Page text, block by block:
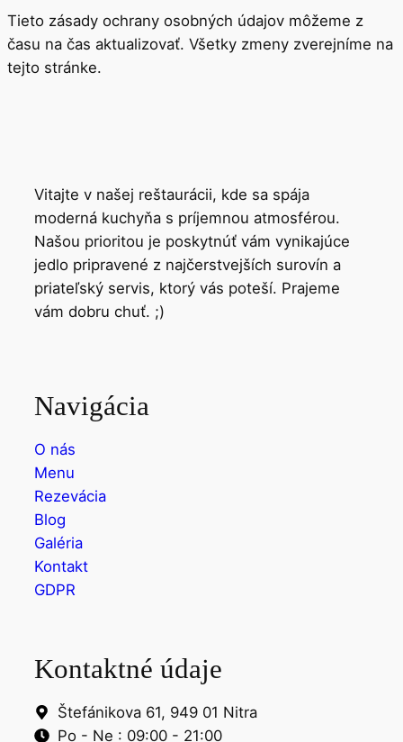
Tieto zásady ochrany osobných údajov môžeme z
času na čas aktualizovať. Všetky zmeny zverejníme na
tejto stránke.
Vitajte v našej reštaurácii, kde sa spája
moderná kuchyňa s príjemnou atmosférou.
Našou prioritou je poskytnúť vám vynikajúce
jedlo pripravené z najčerstvejších surovín a
priateľský servis, ktorý vás poteší. Prajeme
vám dobru chuť. ;)
Navigácia
O nás
Menu
Rezevácia
Blog
Galéria
Kontakt
GDPR
Kontaktné údaje
Štefánikova 61, 949 01 Nitra
Po - Ne : 09:00 - 21:00